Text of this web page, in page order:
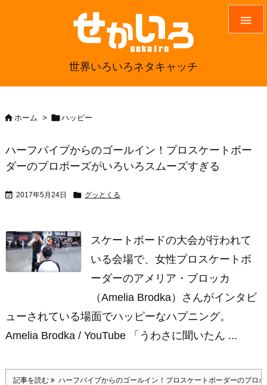
世界いろいろネタキャッチ

ホーム > ハッピー
ハーフパイプからのゴールイン！プロスケートボー
ダーのプロポーズがいろいろスムーズすぎる
 2017年5月24日  グッとくる
スケートボードの大会が行われて
いる会場で、女性プロスケートボ
ーダーのアメリア・ブロッカ
（Amelia Brodka）さんがインタビ
ューされている場面でハッピーなハプニング。
Amelia Brodka / YouTube 「うわさに聞いたん ...
記事を読む ハーフパイプからのゴールイン！プロスケートボーダーのプロ